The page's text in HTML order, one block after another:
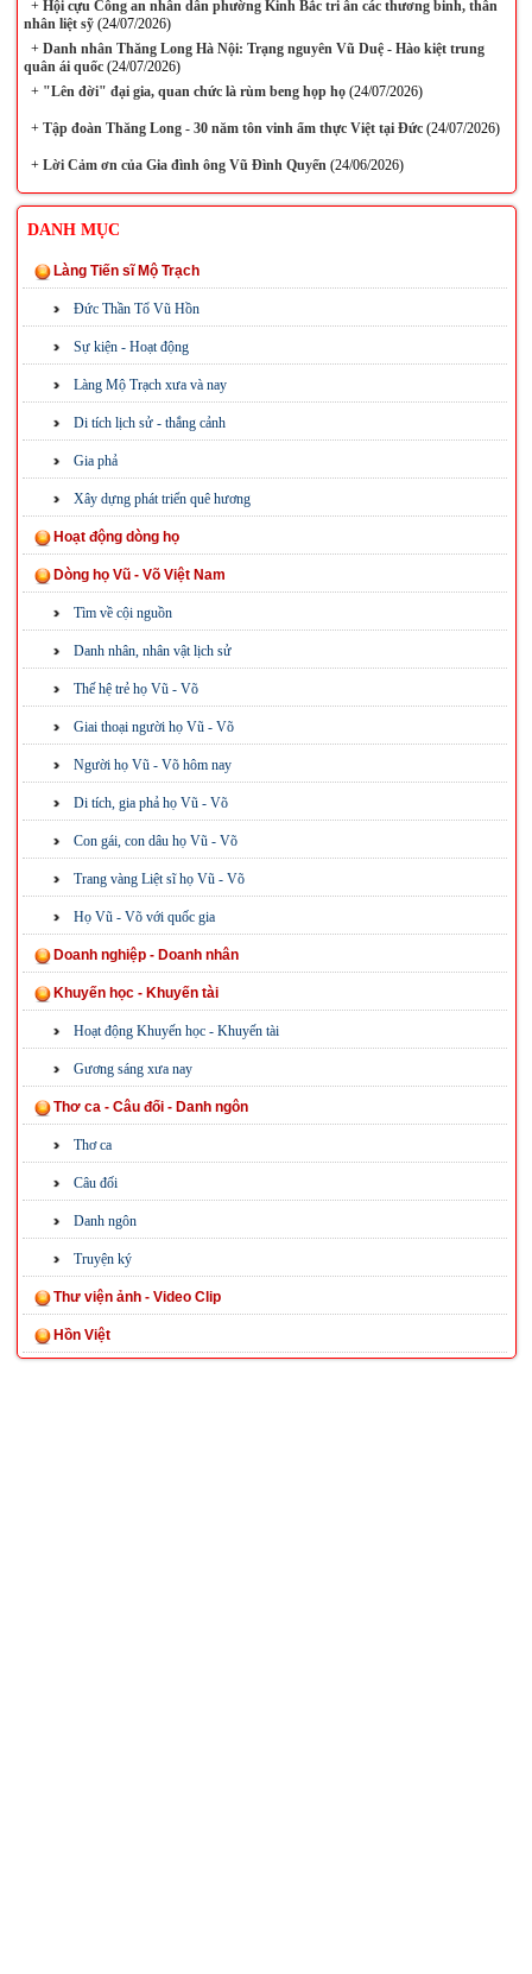
+Hội cựu Công an nhân dân phường Kinh Bắc tri ân các thương binh, thân
nhân liệt sỹ(24/07/2026)
+Danh nhân Thăng Long Hà Nội: Trạng nguyên Vũ Duệ - Hào kiệt trung
quân ái quốc(24/07/2026)
+"Lên đời" đại gia, quan chức là rùm beng họp họ(24/07/2026)
+Tập đoàn Thăng Long - 30 năm tôn vinh ẩm thực Việt tại Đức(24/07/2026)
+Lời Cảm ơn của Gia đình ông Vũ Đình Quyến(24/06/2026)
DANH MỤC
Làng Tiến sĩ Mộ Trạch
Đức Thần Tổ Vũ Hồn
Sự kiện - Hoạt động
Làng Mộ Trạch xưa và nay
Di tích lịch sử - thắng cảnh
Gia phả
Xây dựng phát triển quê hương
Hoạt động dòng họ
Dòng họ Vũ - Võ Việt Nam
Tìm về cội nguồn
Danh nhân, nhân vật lịch sử
Thế hệ trẻ họ Vũ - Võ
Giai thoại người họ Vũ - Võ
Người họ Vũ - Võ hôm nay
Di tích, gia phả họ Vũ - Võ
Con gái, con dâu họ Vũ - Võ
Trang vàng Liệt sĩ họ Vũ - Võ
Họ Vũ - Võ với quốc gia
Doanh nghiệp - Doanh nhân
Khuyến học - Khuyến tài
Hoạt động Khuyến học - Khuyến tài
Gương sáng xưa nay
Thơ ca - Câu đối - Danh ngôn
Thơ ca
Câu đối
Danh ngôn
Truyện ký
Thư viện ảnh - Video Clip
Hồn Việt